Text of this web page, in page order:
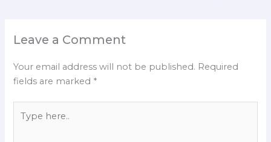
Leave a Comment
Your email address will not be published. Required
fields are marked *
here..